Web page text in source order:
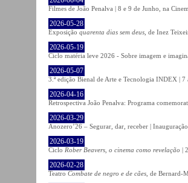
Filmes de João Penalva | 8 e 9 de Junho, na
2026-05-28
Exposição quarenta dias sem deus , de Inez
2026-05-19
Ciclo matéria leve 2026 - Sobre imagem e
2026-05-07
3.ª edição Bienal de Arte e Tecnologia INDEX | 7
2026-04-16
Retrospectiva João Penalva: Programa
2026-03-29
Anozero’26 – Segurar, dar, receber |
2026-03-19
Ciclo Rober Beavers, o cinema como revelação |
2026-02-28
Teatro Combate de negro e de cães , de Bernard-